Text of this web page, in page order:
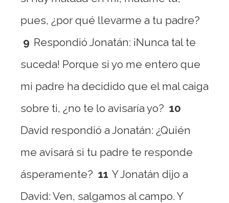
pues, ¿por qué llevarme a tu padre?
9 Respondió Jonatán: ¡Nunca tal te
suceda! Porque si yo me entero que
mi padre ha decidido que el mal caiga
sobre ti, ¿no te lo avisaría yo? 10
David respondió a Jonatán: ¿Quién
me avisará si tu padre te responde
ásperamente? 11 Y Jonatán dijo a
David: Ven, salgamos al campo. Y